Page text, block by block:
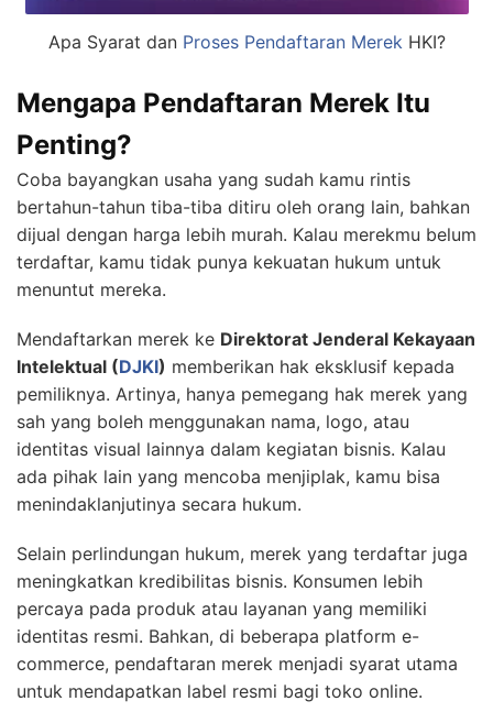
Apa Syarat dan Proses Pendaftaran Merek HKI?
Mengapa Pendaftaran Merek Itu
Penting?
Coba bayangkan usaha yang sudah kamu rintis
bertahun-tahun tiba-tiba ditiru oleh orang lain, bahkan
dijual dengan harga lebih murah. Kalau merekmu belum
terdaftar, kamu tidak punya kekuatan hukum untuk
menuntut mereka.
Mendaftarkan merek ke Direktorat Jenderal Kekayaan
Intelektual (DJKI) memberikan hak eksklusif kepada
pemiliknya. Artinya, hanya pemegang hak merek yang
sah yang boleh menggunakan nama, logo, atau
identitas visual lainnya dalam kegiatan bisnis. Kalau
ada pihak lain yang mencoba menjiplak, kamu bisa
menindaklanjutinya secara hukum.
Selain perlindungan hukum, merek yang terdaftar juga
meningkatkan kredibilitas bisnis. Konsumen lebih
percaya pada produk atau layanan yang memiliki
identitas resmi. Bahkan, di beberapa platform e-
commerce, pendaftaran merek menjadi syarat utama
untuk mendapatkan label resmi bagi toko online.